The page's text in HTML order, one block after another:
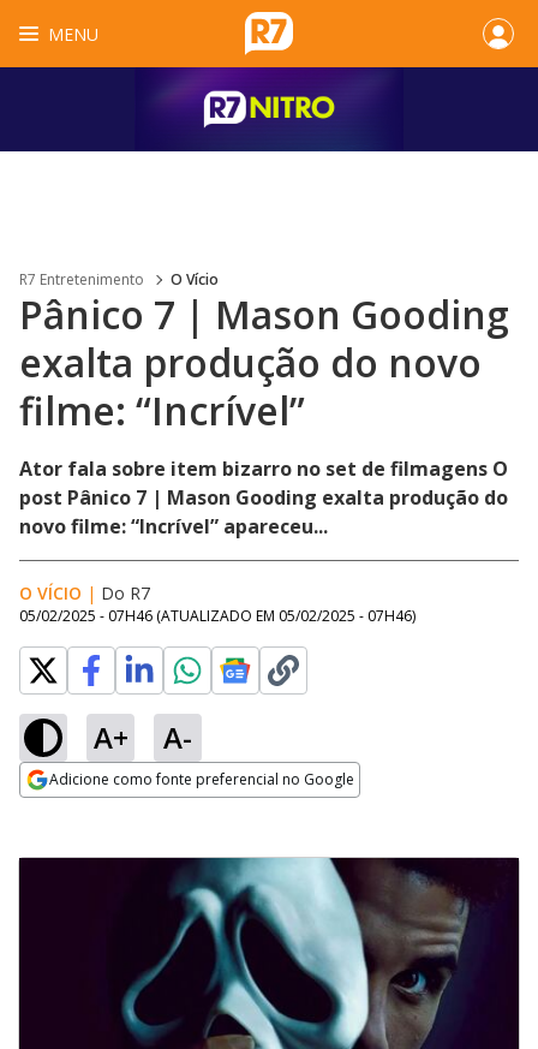
MENU
R7 Entretenimento O Vício
Pânico 7 | Mason Gooding
exalta produção do novo
filme: “Incrível”
Ator fala sobre item bizarro no set de filmagens O
post Pânico 7 | Mason Gooding exalta produção do
novo filme: “Incrível” apareceu...
O VÍCIO | Do R7
05/02/2025 - 07H46 (ATUALIZADO EM 05/02/2025 - 07H46)
A+ A-
Adicione como fonte preferencial no Google